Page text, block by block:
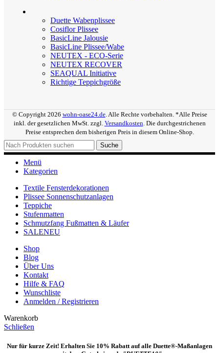
Duette Wabenplissee
Cosiflor Plissee
BasicLine Jalousie
BasicLine Plissee/Wabe
NEUTEX - ECO-Serie
NEUTEX RECOVER
SEAQUAL Initiative
Richtige Teppichgröße
© Copyright 2026 wohn-oase24.de. Alle Rechte vorbehalten. *Alle Preise
inkl. der gesetzlichen MwSt. zzgl. Versandkosten. Die durchgestrichenen
Preise entsprechen dem bisherigen Preis in diesem Online-Shop.
Suche
Menü
Kategorien
Textile Fensterdekorationen
Plissee Sonnenschutzanlagen
Teppiche
Stufenmatten
Schmutzfang Fußmatten & Läufer
SALENEU
Shop
Blog
Über Uns
Kontakt
Hilfe & FAQ
Wunschliste
Anmelden / Registrieren
Warenkorb
Schließen
Nur für kurze Zeit! Erhalten Sie 10% Rabatt auf alle Duette®-Maßanlagen